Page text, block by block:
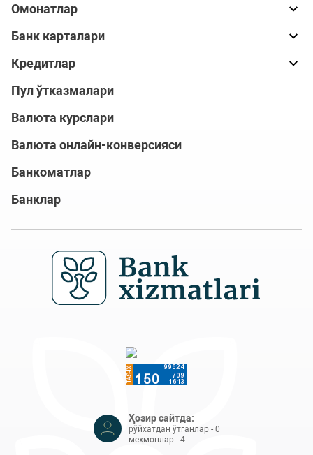
Омонатлар
Банк карталари
Кредитлар
Пул ўтказмалари
Валюта курслари
Валюта онлайн-конверсияси
Банкоматлар
Банклар
Ҳозир сайтда:
рўйхатдан ўтганлар - 0
меҳмонлар - 4